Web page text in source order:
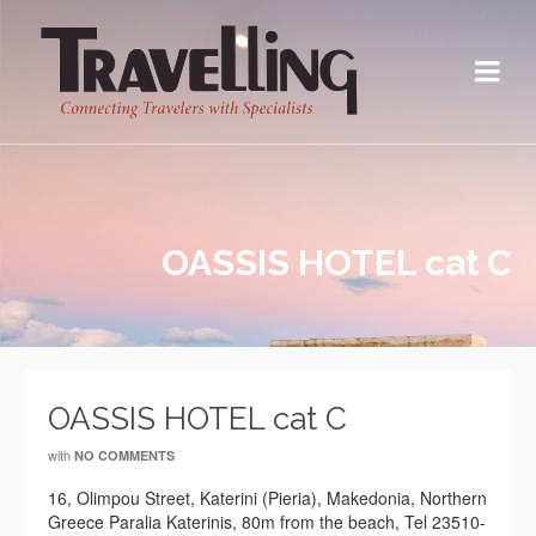
OASSIS HOTEL cat C
OASSIS HOTEL cat C
with NO COMMENTS
16, Olimpou Street, Katerini (Pieria), Makedonia, Northern
Greece Paralia Katerinis, 80m from the beach, Tel 23510-